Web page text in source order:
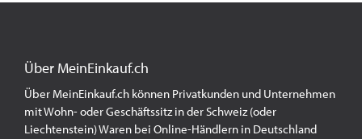
Über MeinEinkauf.ch
Über MeinEinkauf.ch können Privatkunden und Unternehmen
mit Wohn- oder Geschäftssitz in der Schweiz (oder
Liechtenstein) Waren bei Online-Händlern in Deutschland